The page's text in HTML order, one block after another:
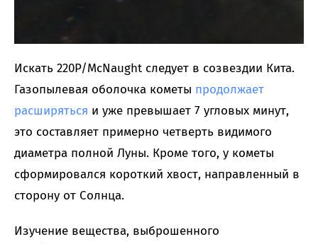
Искать 220P/McNaught следует в созвездии Кита.
Газопылевая оболочка кометы продолжает
расширяться и уже превышает 7 угловых минут,
это составляет примерно четверть видимого
диаметра полной Луны. Кроме того, у кометы
сформировался короткий хвост, направленный в
сторону от Солнца.
Изучение вещества, выброшенного